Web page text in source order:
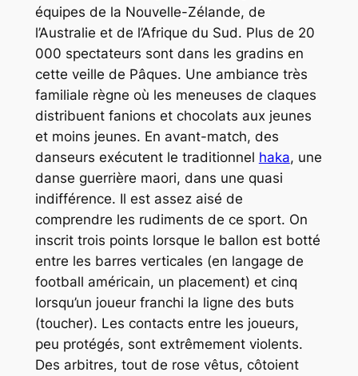
équipes de la Nouvelle-Zélande, de
l’Australie et de l’Afrique du Sud. Plus de 20
000 spectateurs sont dans les gradins en
cette veille de Pâques. Une ambiance très
familiale règne où les meneuses de claques
distribuent fanions et chocolats aux jeunes
et moins jeunes. En avant-match, des
danseurs exécutent le traditionnel haka, une
danse guerrière maori, dans une quasi
indifférence. Il est assez aisé de
comprendre les rudiments de ce sport. On
inscrit trois points lorsque le ballon est botté
entre les barres verticales (en langage de
football américain, un placement) et cinq
lorsqu’un joueur franchi la ligne des buts
(toucher). Les contacts entre les joueurs,
peu protégés, sont extrêmement violents.
Des arbitres, tout de rose vêtus, côtoient